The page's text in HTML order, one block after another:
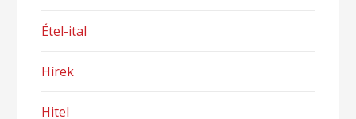
Étel-ital
Hírek
Hitel